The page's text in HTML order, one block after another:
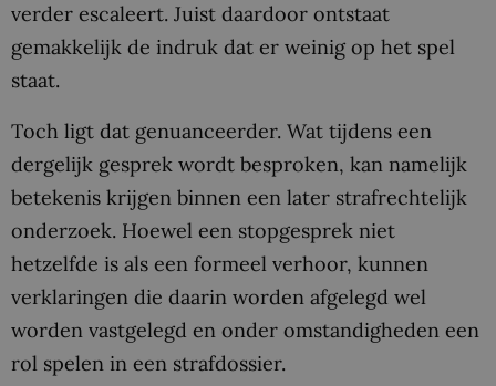
verder escaleert. Juist daardoor ontstaat
gemakkelijk de indruk dat er weinig op het spel
staat.
Toch ligt dat genuanceerder. Wat tijdens een
dergelijk gesprek wordt besproken, kan namelijk
betekenis krijgen binnen een later strafrechtelijk
onderzoek. Hoewel een stopgesprek niet
hetzelfde is als een formeel verhoor, kunnen
verklaringen die daarin worden afgelegd wel
worden vastgelegd en onder omstandigheden een
rol spelen in een strafdossier.